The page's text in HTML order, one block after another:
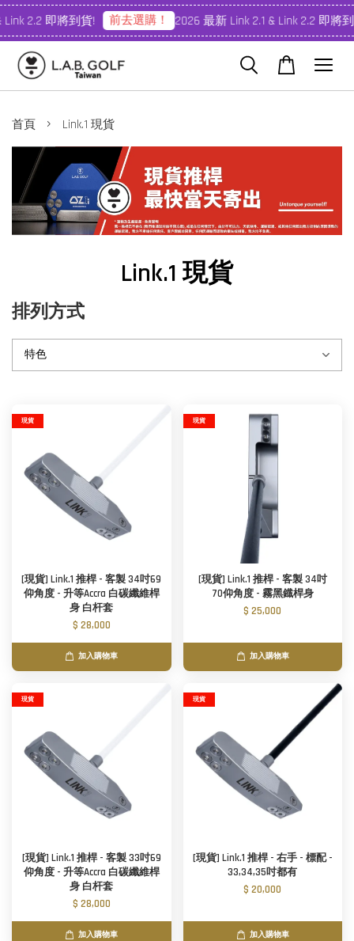
2.2 即將到貨! 前去選購！ 2026 最新 Link 2.1 & Link 2.2 即將到
首頁 › Link.1 現貨
Link.1 現貨
排列方式
現貨
[現貨] Link.1 推桿 - 客製 34吋69
仰角度 - 升等Accra 白碳纖維桿
身 白杆套
$ 28,000
加入購物車
現貨
[現貨] Link.1 推桿 - 客製 34吋
70仰角度 - 霧黑鐡桿身
$ 25,000
加入購物車
現貨
[現貨] Link.1 推桿 - 客製 33吋69
仰角度 - 升等Accra 白碳纖維桿
身 白杆套
$ 28,000
加入購物車
現貨
[現貨] Link.1 推桿 - 右手 - 標配 -
33,34,35吋都有
$ 20,000
加入購物車